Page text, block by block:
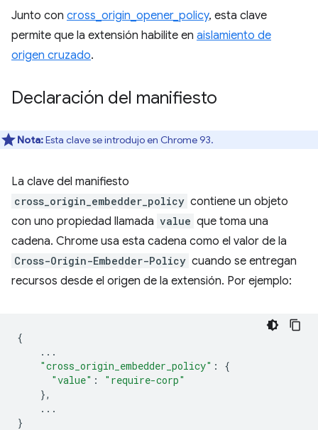
Junto con cross_origin_opener_policy, esta clave
permite que la extensión habilite en aislamiento de
origen cruzado.
Declaración del manifiesto
Nota:Esta clave se introdujo en Chrome 93.
La clave del manifiesto
cross_origin_embedder_policy contiene un objeto
con uno propiedad llamada value que toma una
cadena. Chrome usa esta cadena como el valor de la
Cross-Origin-Embedder-Policy cuando se entregan
recursos desde el origen de la extensión. Por ejemplo:
{
...
"cross_origin_embedder_policy" :
{
"value" :
"require-corp"
},
...
}